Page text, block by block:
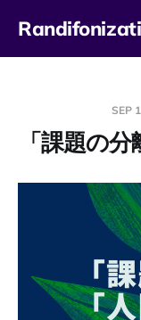
SEP
「課題の